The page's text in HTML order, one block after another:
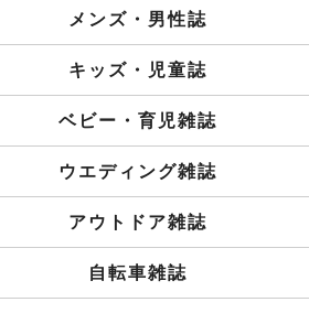
メンズ・男性誌
キッズ・児童誌
ベビー・育児雑誌
ウエディング雑誌
アウトドア雑誌
自転車雑誌